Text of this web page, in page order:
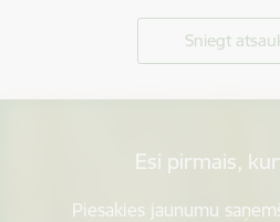
Sniegt
Esi pirmais,
Piesakies jaunumu